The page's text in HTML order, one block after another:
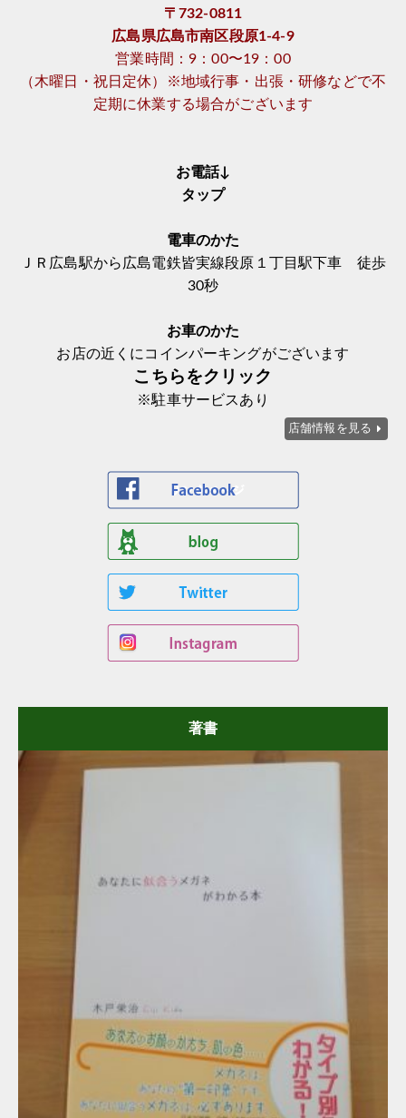
〒732-0811
広島県広島市南区段原1-4-9
営業時間：9：00〜19：00
（木曜日・祝日定休）※地域行事・出張・研修などで不
定期に休業する場合がございます
お電話↓
タップ
電車のかた
ＪＲ広島駅から広島電鉄皆実線段原１丁目駅下車 徒歩
30秒
お車のかた
お店の近くにコインパーキングがございます
こちらをクリック
※駐車サービスあり
店舗情報を見る
著書